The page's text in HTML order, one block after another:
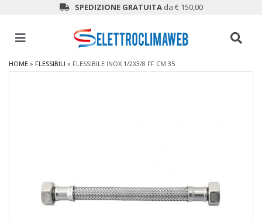
SPEDIZIONE GRATUITAda € 150,00
HOME » FLESSIBILI » FLESSIBILE INOX 1/2X3/8 FF CM 35